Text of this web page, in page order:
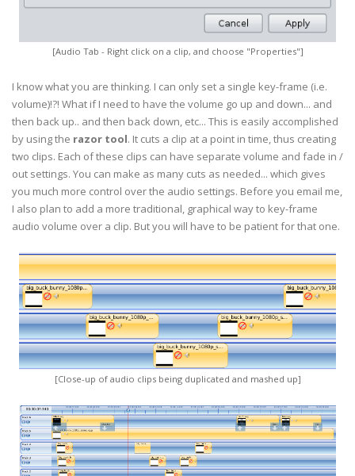
[Audio Tab - Right click on a clip, and choose "Properties"]
I know what you are thinking. I can only set a single key-frame (i.e.
volume)!?! What if I need to have the volume go up and down... and
then back up.. and then back down, etc... This is easily accomplished
by using the razor tool. It cuts a clip at a point in time, thus creating
two clips. Each of these clips can have separate volume and fade in /
out settings. You can make as many cuts as needed... which gives
you much more control over the audio settings. Before you email me,
I also plan to add a more traditional, graphical way to key-frame
audio volume over a clip. But you will have to be patient for that one.
[Close-up of audio clips being duplicated and mashed up]